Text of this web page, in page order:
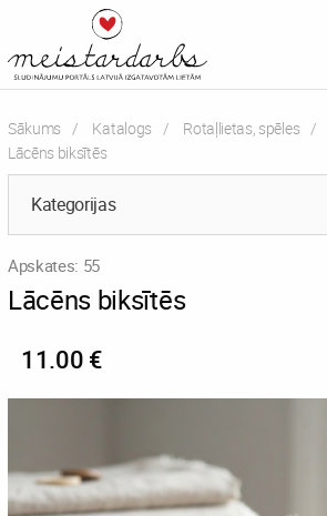
Sākums Katalogs Rotaļlietas, spēles
Current:
Lācēns biksītēs
Kategorijas
Apskates: 55
Lācēns biksītēs
11.00 €